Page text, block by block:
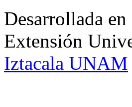
Desarrollada
Extensión
Iztacala UNAM